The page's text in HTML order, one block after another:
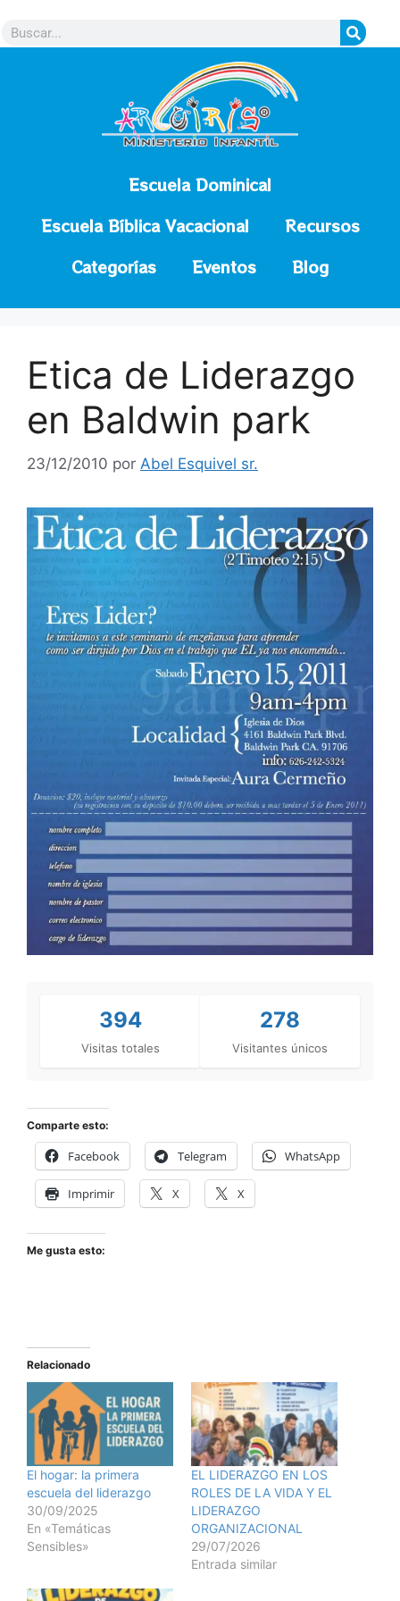
Escuela Dominical
Escuela Bíblica Vacacional
Recursos
Categorías
Eventos Blog
Etica de Liderazgo
en Baldwin park
23/12/2010 por Abel Esquivel sr.
394
Visitas totales
278
Visitantes únicos
Comparte esto:
Facebook Telegram WhatsApp
Imprimir X X
Me gusta esto:
Relacionado
El hogar: la primera
escuela del liderazgo
30/09/2025
En «Temáticas
Sensibles»
EL LIDERAZGO EN LOS
ROLES DE LA VIDA Y EL
LIDERAZGO
ORGANIZACIONAL
29/07/2026
Entrada similar